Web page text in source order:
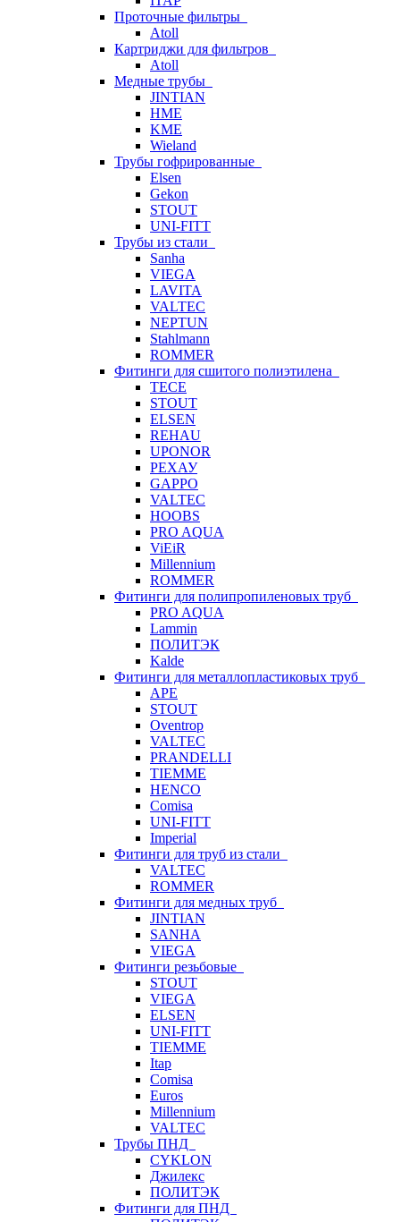
Проточные фильтры
Atoll
Картриджи для фильтров
Atoll
Медные трубы
JINTIAN
HME
KME
Wieland
Трубы гофрированные
Elsen
Gekon
STOUT
UNI-FITT
Трубы из стали
Sanha
VIEGA
LAVITA
VALTEC
NEPTUN
Stahlmann
ROMMER
Фитинги для сшитого полиэтилена
TECE
STOUT
ELSEN
REHAU
UPONOR
РЕХАУ
GAPPO
VALTEC
HOOBS
PRO AQUA
ViEiR
Millennium
ROMMER
Фитинги для полипропиленовых труб
PRO AQUA
Lammin
ПОЛИТЭК
Kalde
Фитинги для металлопластиковых труб
APE
STOUT
Oventrop
VALTEC
PRANDELLI
TIEMME
HENCO
Comisa
UNI-FITT
Imperial
Фитинги для труб из стали
VALTEC
ROMMER
Фитинги для медных труб
JINTIAN
SANHA
VIEGA
Фитинги резьбовые
STOUT
VIEGA
ELSEN
UNI-FITT
TIEMME
Itap
Comisa
Euros
Millennium
VALTEC
Трубы ПНД
CYKLON
Джилекс
ПОЛИТЭК
Фитинги для ПНД